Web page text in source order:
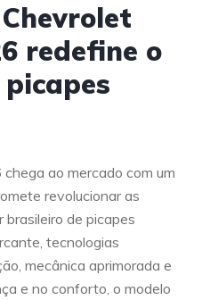
redefine o
ao mercado com um
revolucionar as
de picapes
tecnologias
mecânica aprimorada e
e no conforto, o modelo